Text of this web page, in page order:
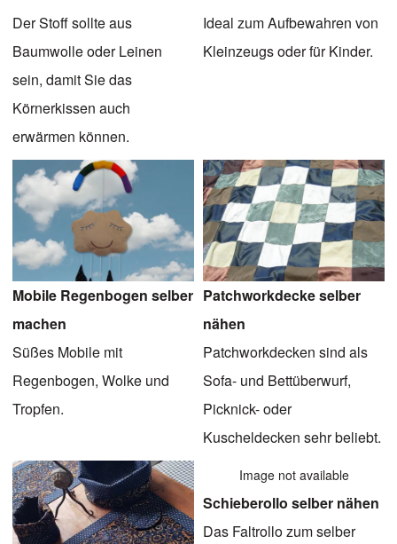
Der Stoff sollte aus
Baumwolle oder Leinen
sein, damit Sie das
Körnerkissen auch
erwärmen können.
Ideal zum Aufbewahren von
Kleinzeugs oder für Kinder.
Mobile Regenbogen selber
machen
Süßes Mobile mit
Regenbogen, Wolke und
Tropfen.
Patchworkdecke selber
nähen
Patchworkdecken sind als
Sofa- und Bettüberwurf,
Picknick- oder
Kuscheldecken sehr beliebt.
Image not available
Schieberollo selber nähen
Das Faltrollo zum selber